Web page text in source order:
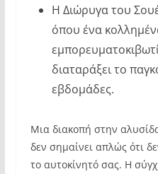
Η Διώρυγα του
όπου ένα
διαταράξει το
εβδομάδες.
Μια διακοπή στην
δεν σημαίνει απλώς ότι
το αυτοκίνητό σας. Η